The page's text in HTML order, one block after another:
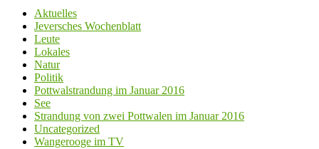
Aktuelles
Jeversches Wochenblatt
Leute
Lokales
Natur
Politik
Pottwalstrandung im Januar 2016
See
Strandung von zwei Pottwalen im Januar 2016
Uncategorized
Wangerooge im TV